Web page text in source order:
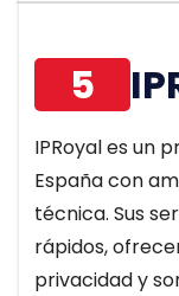
5
IPRoyal es un
España con
técnica. Sus
rápidos,
privacidad y